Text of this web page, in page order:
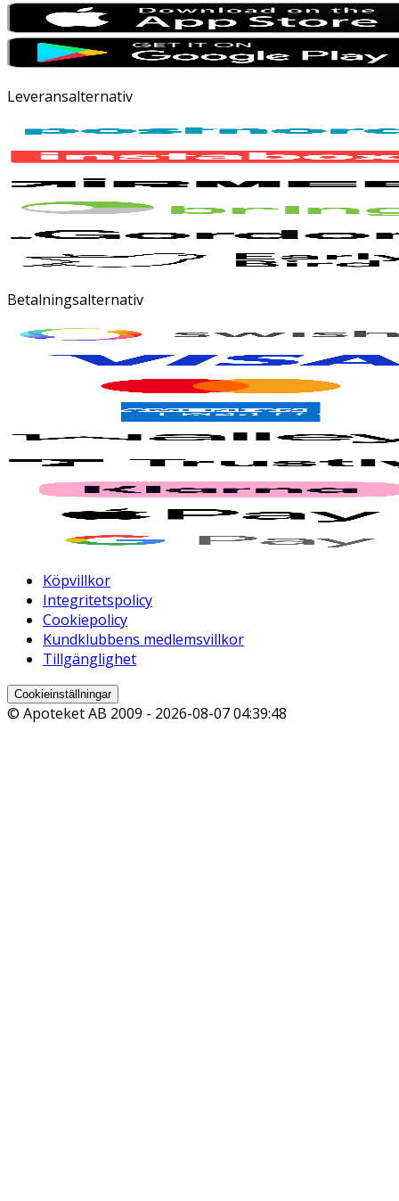
Leveransalternativ
Betalningsalternativ
Köpvillkor
Integritetspolicy
Cookiepolicy
Kundklubbens medlemsvillkor
Tillgänglighet
Cookieinställningar
© Apoteket AB 2009 - 2026-08-07 04:39:48